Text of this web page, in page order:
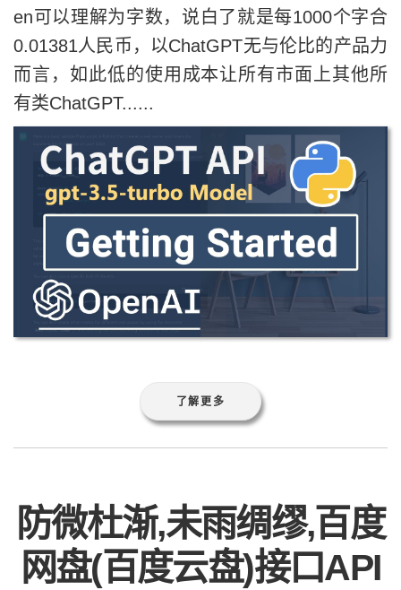
en可以理解为字数，说白了就是每1000个字合
0.01381人民币，以ChatGPT无与伦比的产品力
而言，如此低的使用成本让所有市面上其他所
有类ChatGPT......
了解更多
防微杜渐,未雨绸缪,百度
网盘(百度云盘)接口API